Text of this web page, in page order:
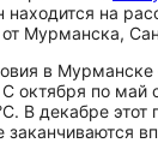
находится на
Мурманска,
в Мурманске
С октября по
В декабре этот